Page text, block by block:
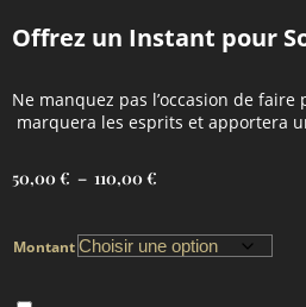
Offrez un Instant pour
Ne manquez pas l’occasion de
marquera les esprits et apportera
50,00€ – 110,00€
Montant